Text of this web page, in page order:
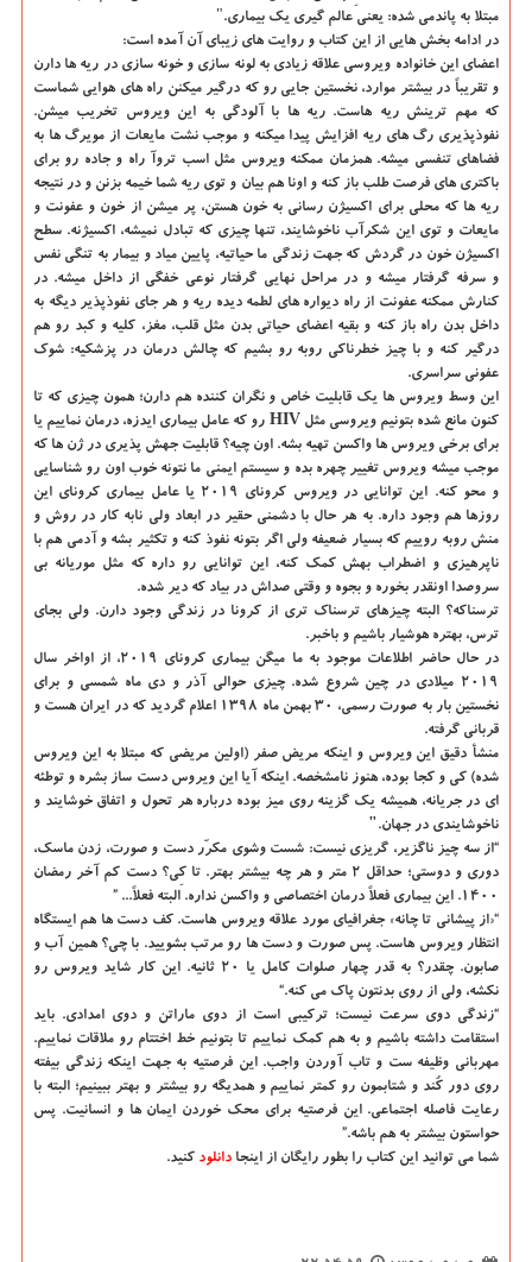
مبتلا به پاندمی شده: یعنی عالم گیری یک بیماری."
در ادامه بخش هایی از این کتاب و روایت های زیبای آن آمده است:
اعضای این خانواده ویروسی علاقه زیادی به لونه سازی و خونه سازی در ریه ها دارن
و تقریباً در بیشتر موارد، نخستین جایی رو که درگیر میکنن راه های هوایی شماست
که مهم ترینش ریه هاست. ریه ها با آلودگی به این ویروس تخریب میشن.
نفوذپذیری رگ های ریه افزایش پیدا میکنه و موجب نشت مایعات از مویرگ ها به
فضاهای تنفسی میشه. همزمان ممکنه ویروس مثل اسب تروآ راه و جاده رو برای
باکتری های فرصت طلب باز کنه و اونا هم بیان و توی ریه شما خیمه بزنن و در نتیجه
ریه ها که محلی برای اکسیژن رسانی به خون هستن، پر میشن از خون و عفونت و
مایعات و توی این شکرآب ناخوشایند، تنها چیزی که تبادل نمیشه، اکسیژنه. سطح
اکسیژن خون در گردش که جهت زندگی ما حیاتیه، پایین میاد و بیمار به تنگی نفس
و سرفه گرفتار میشه و در مراحل نهایی گرفتار نوعی خفگی از داخل میشه. در
کنارش ممکنه عفونت از راه دیواره های لطمه دیده ریه و هر جای نفوذپذیر دیگه به
داخل بدن راه باز کنه و بقیه اعضای حیاتی بدن مثل قلب، مغز، کلیه و کبد رو هم
درگیر کنه و با چیز خطرناکی روبه رو بشیم که چالش درمان در پزشکیه: شوک
عفونی سراسری.
این وسط ویروس ها یک قابلیت خاص و نگران کننده هم دارن؛ همون چیزی که تا
کنون مانع شده بتونیم ویروسی مثل HIV رو که عامل بیماری ایدزه، درمان نماییم یا
برای برخی ویروس ها واکسن تهیه بشه. اون چیه؟ قابلیت جهش پذیری در ژن ها که
موجب میشه ویروس تغییر چهره بده و سیستم ایمنی ما نتونه خوب اون رو شناسایی
و محو کنه. این توانایی در ویروس کرونای ۲۰۱۹ یا عامل بیماری کرونای این
روزها هم وجود داره. به هر حال با دشمنی حقیر در ابعاد ولی نابه کار در روش و
منش روبه روییم که بسیار ضعیفه ولی اگر بتونه نفوذ کنه و تکثیر بشه و آدمی هم با
ناپرهیزی و اضطراب بهش کمک کنه، این توانایی رو داره که مثل موریانه بی
سروصدا اونقدر بخوره و بجوه و وقتی صداش در بیاد که دیر شده.
ترسناکه؟ البته چیزهای ترسناک تری از کرونا در زندگی وجود دارن. ولی بجای
ترس، بهتره هوشیار باشیم و باخبر.
در حال حاضر اطلاعات موجود به ما میگن بیماری کرونای ۲۰۱۹، از اواخر سال
۲۰۱۹ میلادی در چین شروع شده. چیزی حوالی آذر و دی ماه شمسی و برای
نخستین بار به صورت رسمی، ۳۰ بهمن ماه ۱۳۹۸ اعلام گردید که در ایران هست و
قربانی گرفته.
منشأ دقیق این ویروس و اینکه مریض صفر (اولین مریضی که مبتلا به این ویروس
شده) کی و کجا بوده، هنوز نامشخصه. اینکه آیا این ویروس دست ساز بشره و توطئه
ای در جریانه، همیشه یک گزینه روی میز بوده درباره هر تحول و اتفاق خوشایند و
ناخوشایندی در جهان."
“از سه چیز ناگزیر، گریزی نیست: شست وشوی مکرّر دست و صورت، زدن ماسک،
دوری و دوستی؛ حداقل ۲ متر و هر چه بیشتر بهتر. تا کِی؟ دست کم آخر رمضان
۱۴۰۰. این بیماری فعلاً درمان اختصاصی و واکسن نداره. البته فعلاً... ”
“«از پیشانی تا چانه» جغرافیای مورد علاقه ویروس هاست. کف دست ها هم ایستگاه
انتظار ویروس هاست. پس صورت و دست ها رو مرتب بشویید. با چی؟ همین آب و
صابون. چقدر؟ به قدر چهار صلوات کامل یا ۲۰ ثانیه. این کار شاید ویروس رو
نکشه، ولی از روی بدنتون پاک می کنه.“
“زندگی دوی سرعت نیست؛ ترکیبی است از دوی ماراتن و دوی امدادی. باید
استقامت داشته باشیم و به هم کمک نماییم تا بتونیم خط اختتام رو ملاقات نماییم.
مهربانی وظیفه ست و تاب آوردن واجب. این فرصتیه به جهت اینکه زندگی بیفته
روی دور کُند و شتابمون رو کمتر نماییم و همدیگه رو بیشتر و بهتر ببینیم؛ البته با
رعایت فاصله اجتماعی. این فرصتیه برای محک خوردن ایمان ها و انسانیت. پس
حواستون بیشتر به هم باشه.”
شما می توانید این کتاب را بطور رایگان از اینجا دانلود کنید.